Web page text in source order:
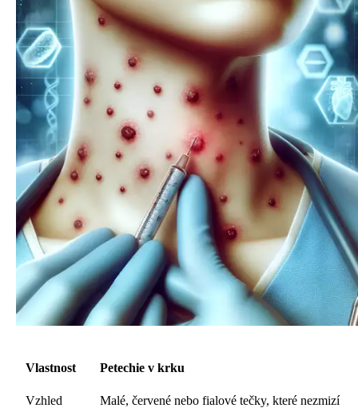
Vlastnost Petechie v krku
Vzhled
Malé, červené nebo fialové tečky, které nezmizí